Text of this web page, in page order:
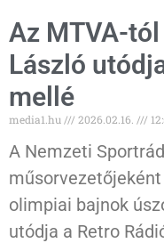
Az MTVA-
László
mellé
media1.hu 2026.02.16.
A Nemzeti
olimpiai bajnok
utódja a Retro